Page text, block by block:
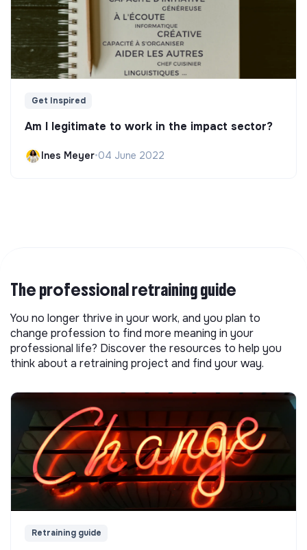
Get Inspired
Am I legitimate to work in the impact sector?
Ines Meyer•04 June 2022
The professional retraining guide
You no longer thrive in your work, and you plan to
change profession to find more meaning in your
professional life? Discover the resources to help you
think about a retraining project and find your way.
Retraining guide